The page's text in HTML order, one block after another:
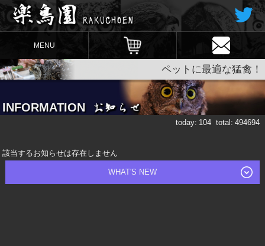
MENU
ペットに最適な猛禽！
INFORMATION
today: 104 total: 494694
該当するお知らせは存在しません
WHAT'S NEW